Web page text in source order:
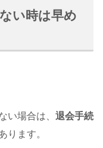
い時は早め
い場合は、 退会手続
ります。